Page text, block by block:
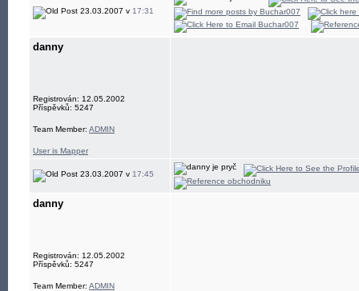
23.03.2007 v 17:31
danny
Registrován: 12.05.2002
Příspěvků: 5247
Team Member: ADMIN
User is Mapper
23.03.2007 v 17:45
danny
Registrován: 12.05.2002
Příspěvků: 5247
Team Member: ADMIN